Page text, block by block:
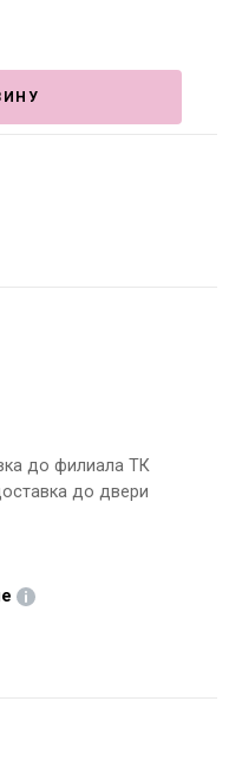
до филиала ТК
до двери